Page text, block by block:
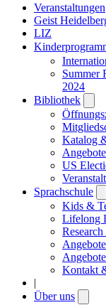
Veranstaltungen
Geist
LIZ
Summer
2024
Bibliothek
Katalog
US
Sprachschule
Kids &
Lifelong
Kontakt
|
Über uns